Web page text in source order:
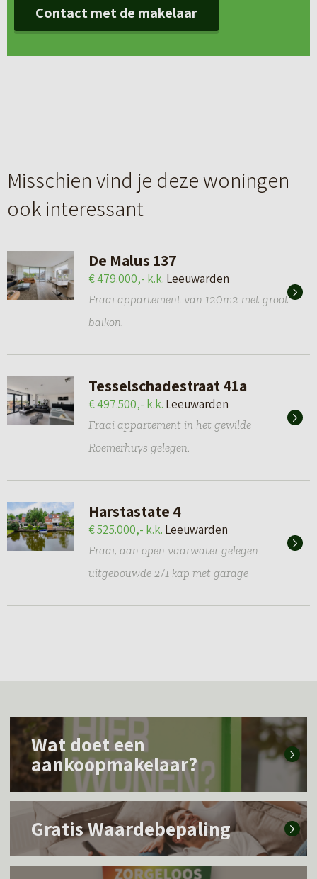
Contact met de makelaar
Misschien vind je deze woningen
ook interessant
De Malus 137
€ 479.000,- k.k. Leeuwarden
Fraai appartement van 120m2 met groot
balkon.
Tesselschadestraat 41a
€ 497.500,- k.k. Leeuwarden
Fraai appartement in het gewilde
Roemerhuys gelegen.
Harstastate 4
€ 525.000,- k.k. Leeuwarden
Fraai, aan open vaarwater gelegen
uitgebouwde 2/1 kap met garage
s
e
Wat doet een
aankoopmakelaar?
e
Gratis Waardebepaling